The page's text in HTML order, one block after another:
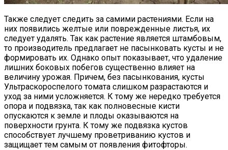
Также следует следить за самими растениями. Если на
них появились желтые или поврежденные листья, их
следует удалять. Так как растение является штамбовым,
то производитель предлагает не пасынковать кусты и не
формировать их. Однако опыт показывает, что удаление
лишних боковых побегов существенно влияет на
величину урожая. Причем, без пасынкования, кусты
Ультраскороспелого томата слишком разрастаются и
уход за ними усложняется. К тому же нередко требуется
опора и подвязка, так как полновесные кисти
опускаются к земле и плоды оказываются на
поверхности грунта. К тому же подвязка кустов
способствует лучшему проветриванию кустов и
защищает тем самым от появления фитофторы.